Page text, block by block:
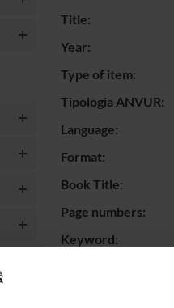
Title:
Year:
Type of item:
Tipologia ANVUR:
Language:
Format:
Book Title:
Page numbers:
Keyword: